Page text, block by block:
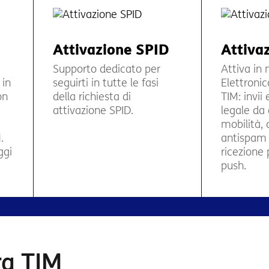
in
Attivazione SPID
Supporto dedicato per
seguirti in tutte le fasi
della richiesta di
attivazione SPID.
Attiva in
TIM: invii
legale da
mobilità,
ricezione
push.
TIM